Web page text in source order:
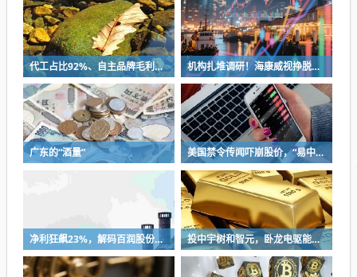
代工占比92%、自主品牌毛利不足4%，“两轮车界富士康”能否站稳A股？ 机构扎堆调研！海康威视挣脱安防桎梏，创新业务撑起第二增长曲线
广东的“酒量” 美国禁令传闻吓崩股价，“易中天”抱团逻辑现裂痕
净利狂飙23%，解码百润股份如何用“情绪消费”切入年轻人的酒杯？ 投中宇树和智元，卧龙电驱能否靠机器人叙事“改命”？